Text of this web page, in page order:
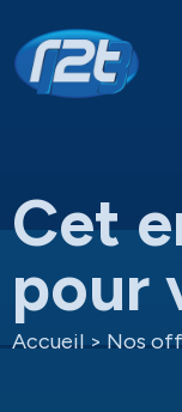
Cet
pour
Accueil > Nos